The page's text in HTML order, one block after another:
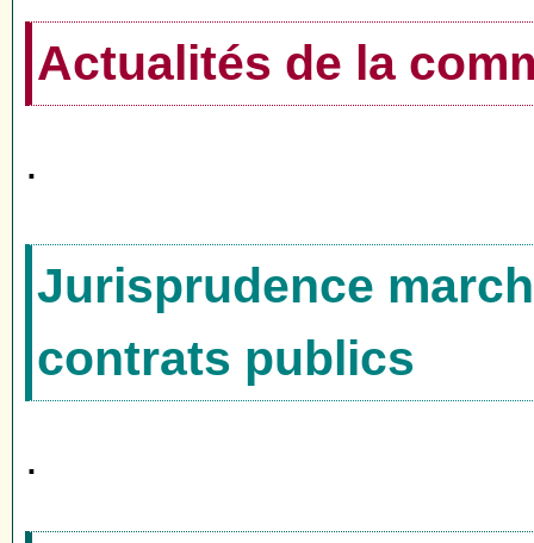
Actualités de la
.
Jurisprudence
contrats publics
.